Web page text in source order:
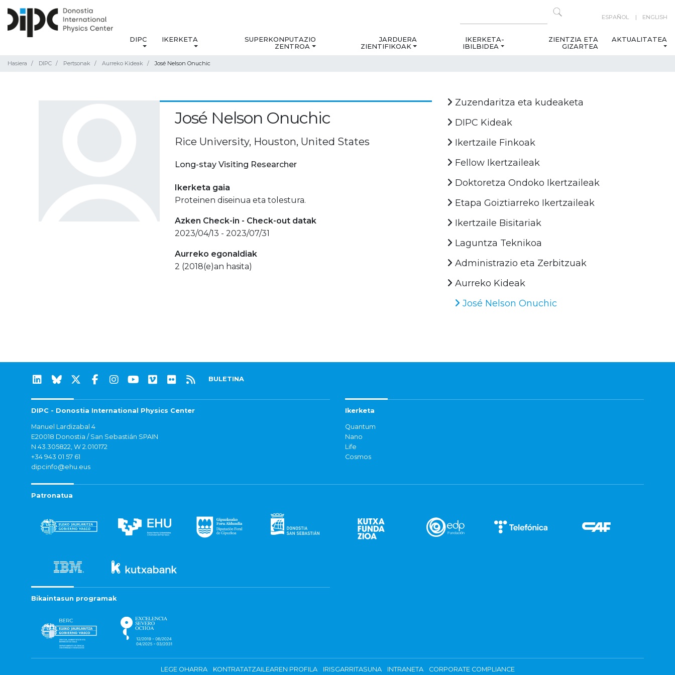
ESPAÑOL ENGLISH
DIPC IKERKETA
SUPERKONPUTAZIO
ZENTROA
JARDUERA
ZIENTIFIKOAK
IKERKETA-
IBILBIDEA
ZIENTZIA ETA
GIZARTEA
AKTUALITATEA
Hasiera DIPC Pertsonak Aurreko Kideak José Nelson Onuchic
José Nelson Onuchic
Rice University, Houston, United States
Long-stay Visiting Researcher
Ikerketa gaia
Proteinen diseinua eta tolestura.
Azken Check-in - Check-out datak
2023/04/13 - 2023/07/31
Aurreko egonaldiak
2 (2018(e)an hasita)
Zuzendaritza eta kudeaketa
DIPC Kideak
Ikertzaile Finkoak
Fellow Ikertzaileak
Doktoretza Ondoko Ikertzaileak
Etapa Goiztiarreko Ikertzaileak
Ikertzaile Bisitariak
Laguntza Teknikoa
Administrazio eta Zerbitzuak
Aurreko Kideak
José Nelson Onuchic
BULETINA
DIPC - Donostia International Physics Center
Manuel Lardizabal 4
E20018 Donostia / San Sebastián SPAIN
N 43.305822, W 2.010172
+34 943 01 57 61
dipcinfo@ehu.eus
Ikerketa
Quantum
Nano
Life
Cosmos
Patronatua
Bikaintasun programak
LEGE OHARRA KONTRATATZAILEAREN PROFILA IRISGARRITASUNA INTRANETA CORPORATE COMPLIANCE